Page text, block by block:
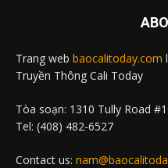
Trang web baocalitoday.com
Truyền Thông Cali Today
Tòa soạn: 1310 Tully Road
Tel: (408) 482-6527
Contact us: